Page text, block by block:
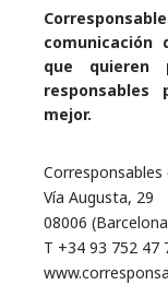
comunicación
que quieren
mejor.
Corresponsables
Vía Augusta, 29
08006
T +34 93 752 47